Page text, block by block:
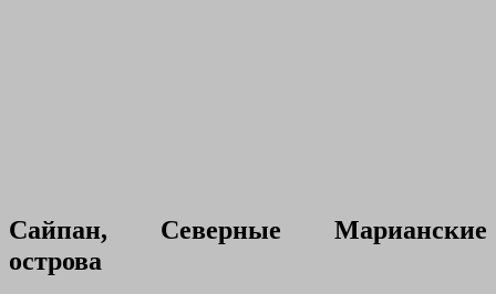
Сайпан, Северные Марианские
острова